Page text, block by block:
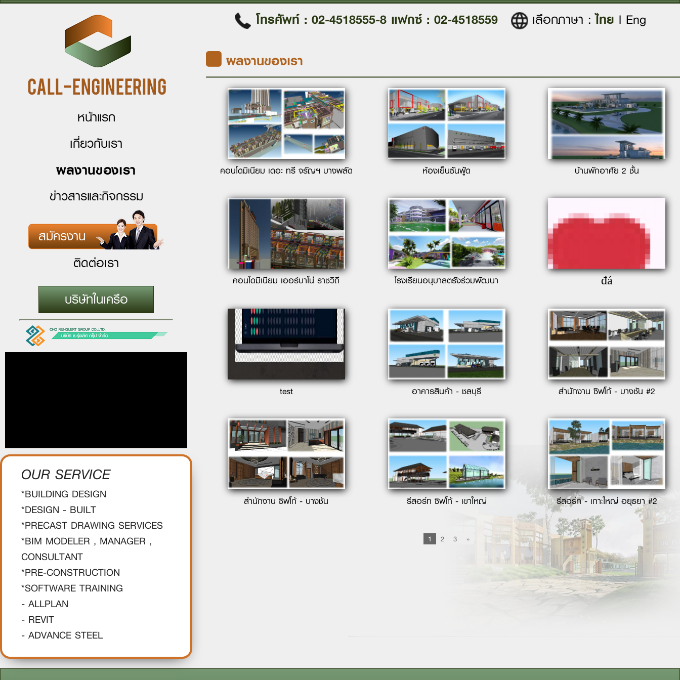
หน้าแรก
เกี่ยวกับเรา
ผลงานของเรา
ข่าวสารและกิจกรรม
สมัครงาน
ติดต่อเรา
บริษัทในเครือ
OUR SERVICE
*BUILDING DESIGN
*DESIGN - BUILT
*PRECAST DRAWING SERVICES
*BIM MODELER , MANAGER ,
CONSULTANT
*PRE-CONSTRUCTION
*SOFTWARE TRAINING
- ALLPLAN
- REVIT
- ADVANCE STEEL
โทรศัพท์ : 02-4518555-8 แฟกซ์ : 02-4518559 เลือกภาษา :ไทย l Eng
ผลงานของเรา
คอนโดมิเนียม เดอะ ทรี จรัญฯ บางพลัด ห้องเย็นซันฟู้ด บ้านพักอาศัย 2 ชั้น
คอนโดมิเนียม เออร์บาโน่ ราชวิถี โรงเรียนอนุบาลตรังร่วมพัฒนา đá
test อาคารสินค้า - ชลบุรี สำนักงาน ซิฟโก้ - บางชัน #2
สำนักงาน ซิฟโก้ - บางชัน รีสอร์ท ซิฟโก้ - เขาใหญ่ รีสอร์ท - เกาะใหญ่ อยุธยา #2
1 2 3 »